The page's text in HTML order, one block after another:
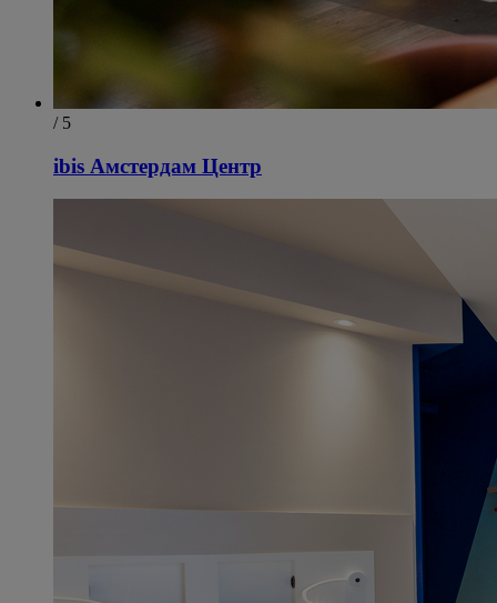
/ 5
ibis Амстердам Центр